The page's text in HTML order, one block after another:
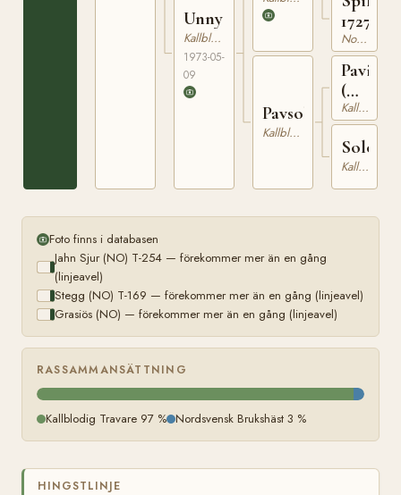
Unny
Kallblodig Travare
1973-05-
09
Pavsola
Kallblodig Travare
17272
Nordsvensk Brukshäst
Pavin
(NO)
NT
1
Kallblodig Travare
Kallblodig Travare
Foto finns i databasen
Jahn Sjur (NO) T-254 — förekommer mer än en gång
(linjeavel)
Stegg (NO) T-169 — förekommer mer än en gång (linjeavel)
Grasiös (NO) — förekommer mer än en gång (linjeavel)
RASSAMMANSÄTTNING
Kallblodig Travare 97 % Nordsvensk Brukshäst 3 %
HINGSTLINJE